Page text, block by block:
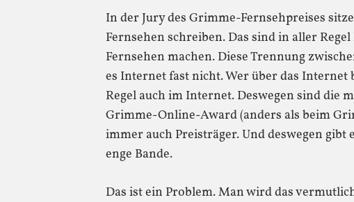
In der Jury des Grimme-Fernsehpreises
Fernsehen schreiben. Das sind in aller
Fernsehen machen. Diese Trennung
es Internet fast nicht. Wer über das
Regel auch im Internet. Deswegen sind die
Grimme-Online-Award (anders als beim
immer auch Preisträger. Und deswegen gibt
enge Bande.
Das ist ein Problem. Man wird das